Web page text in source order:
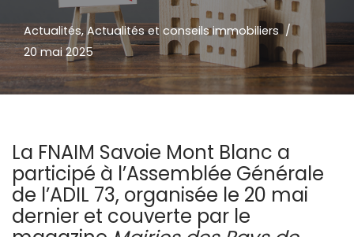
Actualités,Actualités et conseils immobiliers
20 mai 2025
La FNAIM Savoie Mont Blanc a
participé à l’Assemblée Générale
de l’ADIL 73, organisée le 20 mai
dernier et couverte par le